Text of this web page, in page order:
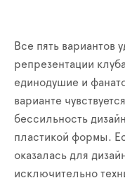
Все пять вариантов
репрезентации
единодушие и
варианте
бессильность
пластикой формы.
оказалась для
исключительно